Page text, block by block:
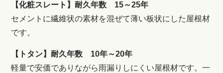
【化粧スレート】耐久年数 15～25年
セメントに繊維状の素材を混ぜて薄い板状にした屋根材
です。
【トタン】耐久年数 10年～20年
軽量で安価でありながら雨漏りしにくい屋根材です。一